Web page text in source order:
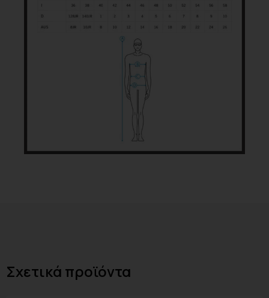
Σχετικά προϊόντα